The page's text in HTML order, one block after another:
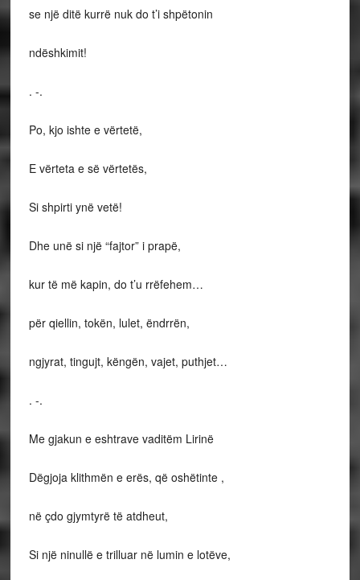
se një ditë kurrë nuk do t’i shpëtonin
ndëshkimit!
. -.
Po, kjo ishte e vërtetë,
E vërteta e së vërtetës,
Si shpirti ynë vetë!
Dhe unë si një “fajtor” i prapë,
kur të më kapin, do t’u rrëfehem…
për qiellin, tokën, lulet, ëndrrën,
ngjyrat, tingujt, këngën, vajet, puthjet…
. -.
Me gjakun e eshtrave vaditëm Lirinë
Dëgjoja klithmën e erës, që oshëtinte ,
në çdo gjymtyrë të atdheut,
Si një ninullë e trilluar në lumin e lotëve,